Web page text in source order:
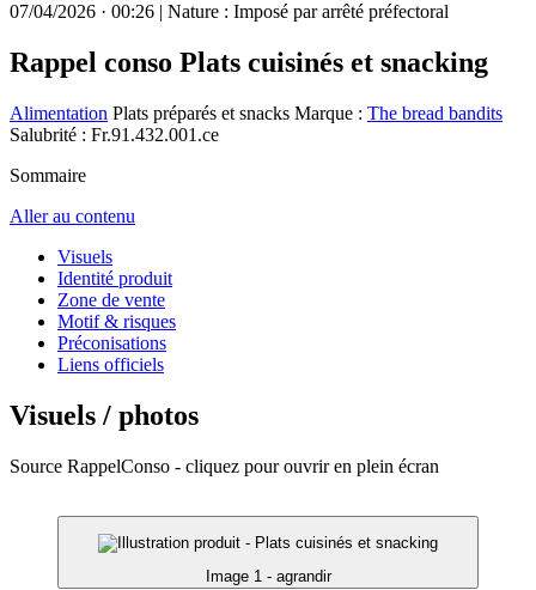
07/04/2026 · 00:26 | Nature : Imposé par arrêté préfectoral
Rappel conso Plats cuisinés et snacking
Alimentation Plats préparés et snacks Marque : The bread bandits
Salubrité : Fr.91.432.001.ce
Sommaire
Aller au contenu
Visuels
Identité produit
Zone de vente
Motif & risques
Préconisations
Liens officiels
Visuels / photos
Source RappelConso - cliquez pour ouvrir en plein écran
Image 1 - agrandir